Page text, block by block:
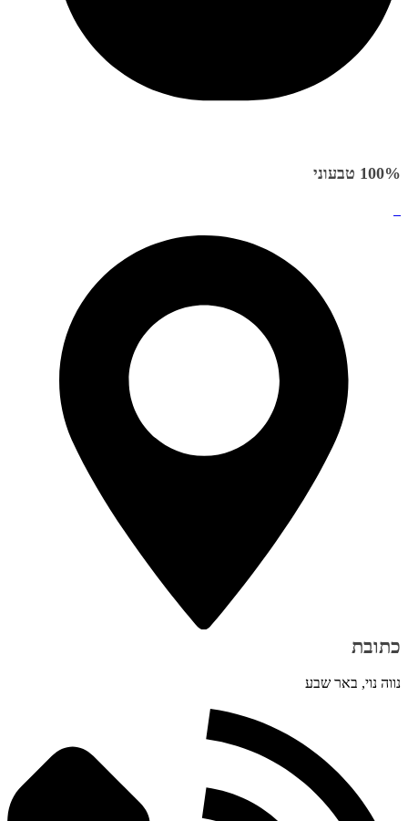
100% טבעוני
כתובת
נווה נוי, באר שבע